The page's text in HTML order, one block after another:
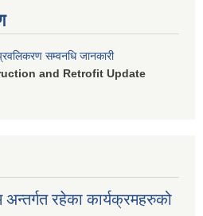
सम्वनधि जानकारी
and Retrofit Update
अन्तर्गत रहेका कार्यक्रमहरुको